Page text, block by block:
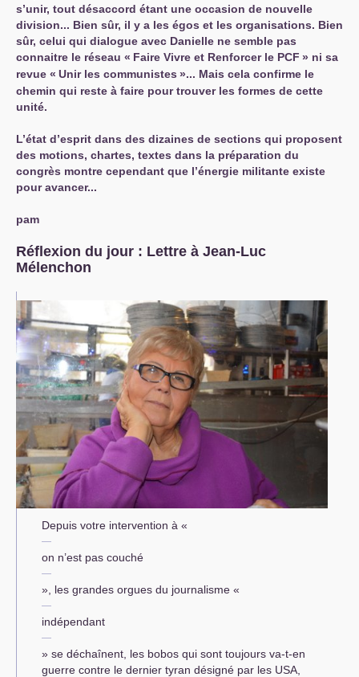
s’unir, tout désaccord étant une occasion de nouvelle
division... Bien sûr, il y a les égos et les organisations. Bien
sûr, celui qui dialogue avec Danielle ne semble pas
connaitre le réseau « Faire Vivre et Renforcer le PCF » ni sa
revue « Unir les communistes »... Mais cela confirme le
chemin qui reste à faire pour trouver les formes de cette
unité.
L’état d’esprit dans des dizaines de sections qui proposent
des motions, chartes, textes dans la préparation du
congrès montre cependant que l’énergie militante existe
pour avancer...
pam
Réflexion du jour : Lettre à Jean-Luc
Mélenchon
Depuis votre intervention à «
on n’est pas couché
», les grandes orgues du journalisme «
indépendant
» se déchaînent, les bobos qui sont toujours va-t-en
guerre contre le dernier tyran désigné par les USA